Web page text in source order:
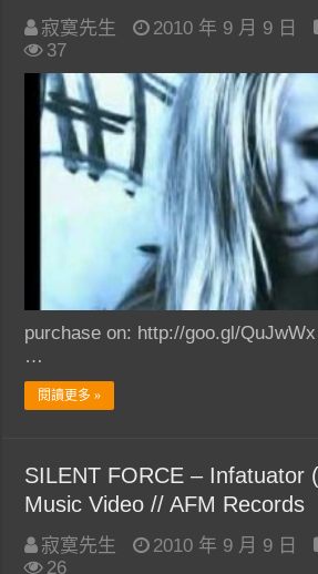
寂寞先生 2010 年 9 月 9 日
37
purchase on: http://goo.gl/
…
閱讀更多 »
SILENT FORCE – Infatuator
Music Video // AFM Records
寂寞先生 2010 年 9 月 9 日
26